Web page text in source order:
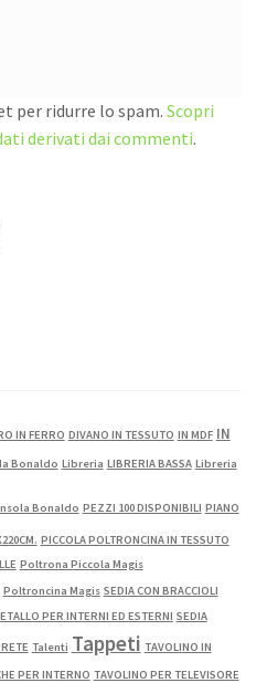
per ridurre lo spam. Scopri
derivati dai commenti.
IN FERRO DIVANO IN TESSUTO IN MDF IN
Bonaldo Libreria LIBRERIA BASSA Libreria
Bonaldo PEZZI 100 DISPONIBILI PIANO
PICCOLA POLTRONCINA IN TESSUTO
Poltrona Piccola Magis
Poltroncina Magis SEDIA CON BRACCIOLI
PER INTERNI ED ESTERNI SEDIA
Talenti Tappeti TAVOLINO IN
PER INTERNO TAVOLINO PER TELEVISORE